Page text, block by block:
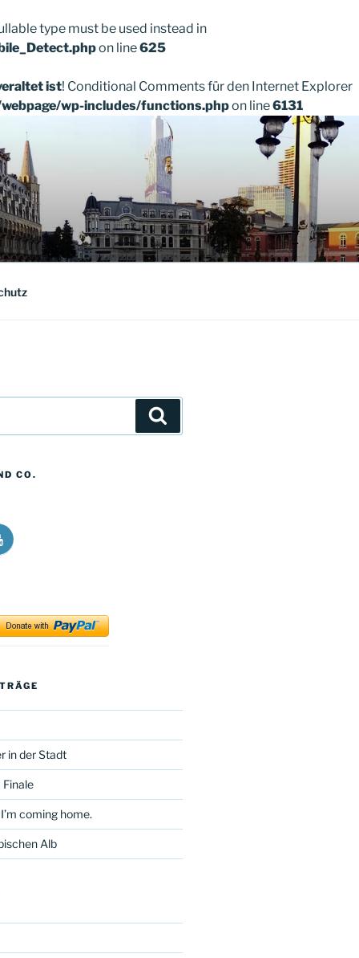
type must be used instead in
on line625
ist! Conditional Comments für den Internet Explorer
wp-includes/functions.phpon line6131
CO.
in der Stadt
coming home.
Alb